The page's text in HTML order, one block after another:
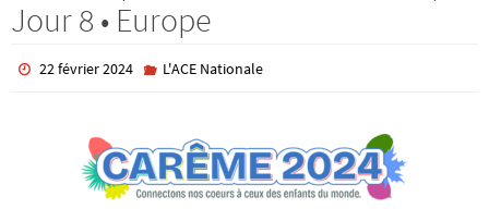
Jour 8 • Europe
22 février 2024 L'ACE Nationale